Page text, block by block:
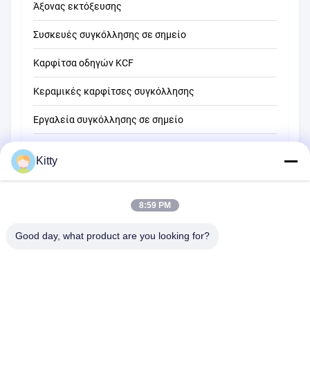
Άξονας εκτόξευσης
Συσκευές συγκόλλησης σε σημείο
Καρφίτσα οδηγών KCF
Κεραμικές καρφίτσες συγκόλλησης
Εργαλεία συγκόλλησης σε σημείο
Kitty
8:59 PM
Good day, what product are you looking for?